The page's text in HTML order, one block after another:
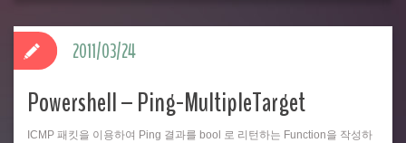
Powershell – Ping-MultipleTarget
ICMP 패킷을 이용하여 Ping 결과를 bool 로 리턴하는 Function을 작성하
2011/03/24